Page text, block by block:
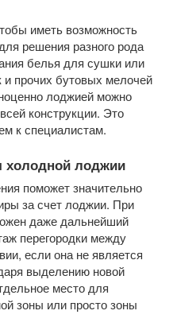
иметь возможность
решения разного рода
белья для сушки или
и прочих бутовых мелочей
лоджией можно
конструкции. Это
к специалистам.
холодной лоджии
поможет значительно
за счет лоджии. При
даже дальнейший
перегородки между
если она не является
выделению новой
место для
зоны или просто зоны